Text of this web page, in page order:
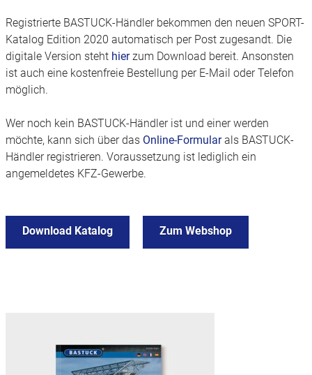
Registrierte BASTUCK-Händler bekommen den neuen SPORT-
Katalog Edition 2020 automatisch per Post zugesandt. Die
digitale Version steht hierzum Download bereit. Ansonsten
ist auch eine kostenfreie Bestellung per E-Mail oder Telefon
möglich.
Wer noch kein BASTUCK-Händler ist und einer werden
möchte, kann sich über das Online-Formularals BASTUCK-
Händler registrieren. Voraussetzung ist lediglich ein
angemeldetes KFZ-Gewerbe.
Download Katalog Zum Webshop